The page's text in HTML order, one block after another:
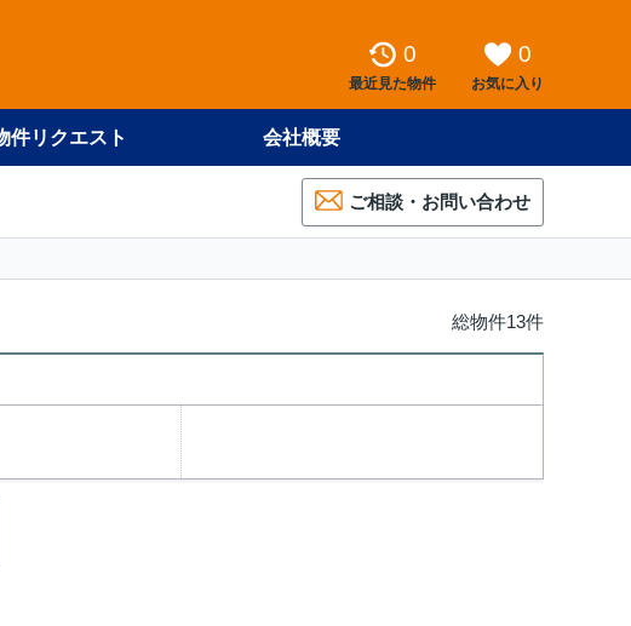
0
最近見た物件
0
お気に入り
件リクエスト 会社概要
ご相談・お問い合わせ
総物件13件